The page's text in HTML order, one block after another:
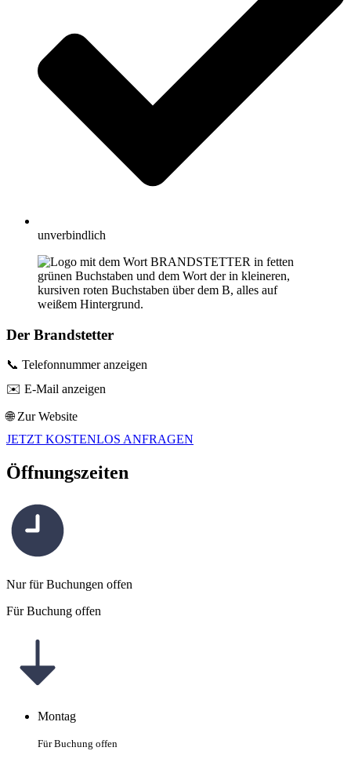
unverbindlich
Der Brandstetter
📞 Telefonnummer anzeigen
✉️ E-Mail anzeigen
🌐 Zur Website
JETZT KOSTENLOS ANFRAGEN
Öffnungszeiten
Nur für Buchungen offen
Für Buchung offen
Montag
Für Buchung offen